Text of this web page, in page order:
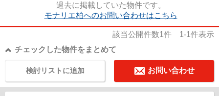
過去に掲載していた物件です。
モナリエ柏へのお問い合わせはこちら
該当公開件数1件 1-1件表示
チェックした物件をまとめて
お問い合わせ
検討リストに追加